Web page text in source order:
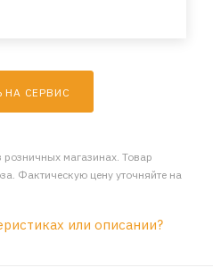
НА СЕРВИС
розничных магазинах. Товар
Фактическую цену уточняйте на
или описании?